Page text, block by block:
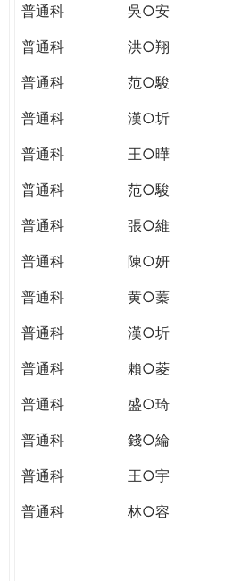
普通科
吳○安
普通科
洪○翔
普通科
范○駿
普通科
漢○圻
普通科
王○曄
普通科
范○駿
普通科
張○維
普通科
陳○妍
普通科
黄○蓁
普通科
漢○圻
普通科
賴○菱
普通科
盛○琦
普通科
錢○綸
普通科
王○宇
普通科
林○容